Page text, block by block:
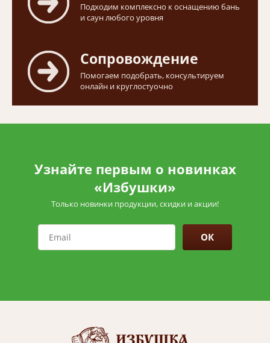
Подходим комплексно к оснащению бань
и саун любого уровня
Сопровождение
Помогаем подобрать, консультируем
онлайн и круглостуочно
Узнайте первым о новинках
«Избушки»
Только новинки продукции, скидки и акции!
ОК